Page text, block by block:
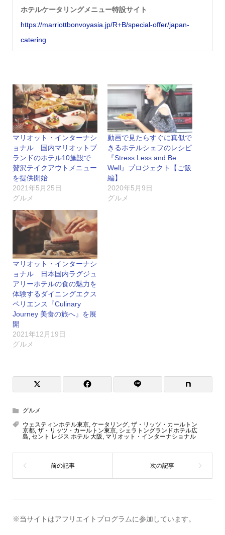
ホテルケータリングメニュー特設サイト
https://marriottbonvoyasia.jp/R+B/special-offer/japan-
catering
マリオット・インターナシ
ョナル 国内マリオットブ
ランドのホテル10施設で
贅沢テイクアウトメニュー
を提供開始
2021年5月25日
グルメ
動画で見たらすぐに真似で
きるホテルシェフのレシピ
『Stress Less and Be
Well』プロジェクト【ご飯
編】
2020年5月9日
グルメ
マリオット・インターナシ
ョナル 日本国内ラグジュ
アリーホテルの食の魅力を
体験するダイニングエクス
ペリエンス『Culinary
Journey 美食の旅へ』を展
開
2021年12月19日
グルメ
グルメ
ウェスティンホテル東京, ケータリング, ザ・リッツ・カールトン
京都, ザ・リッツ・カールトン東京, シェラトングランドホテル広
島, セント レジス ホテル 大阪, マリオット・インターナショナル
※当サイトはアフリエイトプログラムに参加しています。